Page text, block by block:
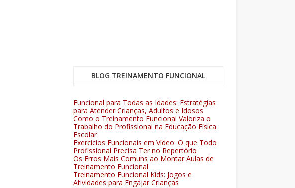
BLOG TREINAMENTO FUNCIONAL
Funcional para Todas as Idades: Estratégias
para Atender Crianças, Adultos e Idosos
Como o Treinamento Funcional Valoriza o
Trabalho do Profissional na Educação Física
Escolar
Exercícios Funcionais em Vídeo: O que Todo
Profissional Precisa Ter no Repertório
Os Erros Mais Comuns ao Montar Aulas de
Treinamento Funcional
Treinamento Funcional Kids: Jogos e
Atividades para Engajar Crianças